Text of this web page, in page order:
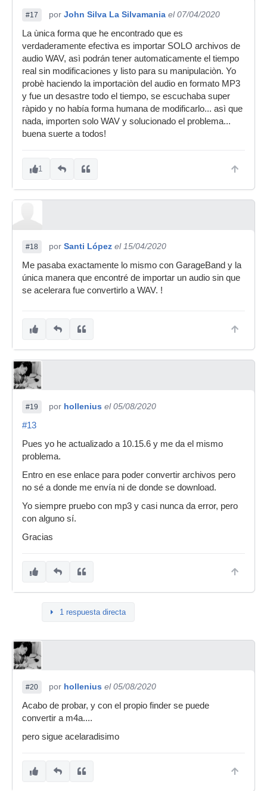
#17 por John Silva La Silvamania el 07/04/2020
La ùnica forma que he encontrado que es
verdaderamente efectiva es importar SOLO archivos de
audio WAV, asì podrán tener automaticamente el tiempo
real sin modificaciones y listo para su manipulaciòn. Yo
probè haciendo la importaciòn del audio en formato MP3
y fue un desastre todo el tiempo, se escuchaba super
ràpido y no había forma humana de modificarlo... asì que
nada, importen solo WAV y solucionado el problema...
buena suerte a todos!
1
#18 por Santi López el 15/04/2020
Me pasaba exactamente lo mismo con GarageBand y la
única manera que encontré de importar un audio sin que
se acelerara fue convertirlo a WAV. !
#19 por hollenius el 05/08/2020
#13
Pues yo he actualizado a 10.15.6 y me da el mismo
problema.
Entro en ese enlace para poder convertir archivos pero
no sé a donde me envía ni de donde se download.
Yo siempre pruebo con mp3 y casi nunca da error, pero
con alguno sí.
Gracias
1 respuesta directa
#20 por hollenius el 05/08/2020
Acabo de probar, y con el propio finder se puede
convertir a m4a....
pero sigue acelaradisimo